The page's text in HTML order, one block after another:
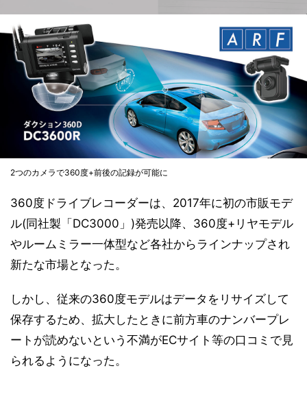
2つのカメラで360度+前後の記録が可能に
360度ドライブレコーダーは、2017年に初の市販モデ
ル(同社製「DC3000」)発売以降、360度+リヤモデル
やルームミラー一体型など各社からラインナップされ
新たな市場となった。
しかし、従来の360度モデルはデータをリサイズして
保存するため、拡大したときに前方車のナンバープレ
ートが読めないという不満がECサイト等の口コミで見
られるようになった。